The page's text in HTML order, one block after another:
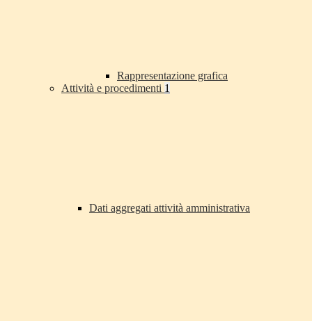
Rappresentazione grafica
Attività e procedimenti 1
Dati aggregati attività amministrativa